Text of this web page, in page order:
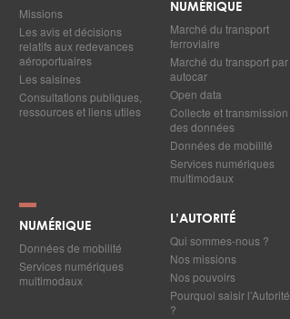
Missions
Les avis et décisions
relatifs aux redevances
aéroportuaires
Les saisines
Consultations publiques,
ressources et liens utiles
NUMÉRIQUE
Marché du transport
ferroviaire
Marché du transport par
autocar
Open data
Collecte et transmission
des données
Données de mobilité
Services numériques
multimodaux
NUMÉRIQUE
Données de mobilité
Services numériques
multimodaux
L’AUTORITÉ
Qui sommes-nous ?
Nos missions
Nos pouvoirs
Pourquoi saisir l’Autorité
?